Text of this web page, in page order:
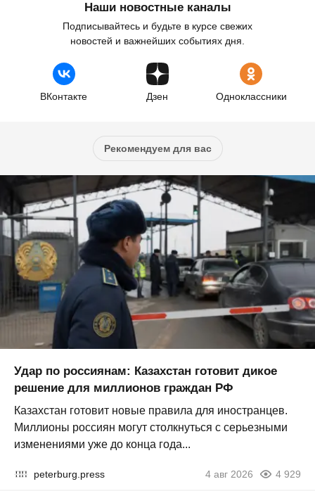
Наши новостные каналы
Подписывайтесь и будьте в курсе свежих
новостей и важнейших событиях дня.
ВКонтакте Дзен Одноклассники
Рекомендуем для вас
Удар по россиянам: Казахстан готовит дикое
решение для миллионов граждан РФ
Казахстан готовит новые правила для иностранцев.
Миллионы россиян могут столкнуться с серьезными
изменениями уже до конца года...
peterburg.press 4 авг 2026 4 929